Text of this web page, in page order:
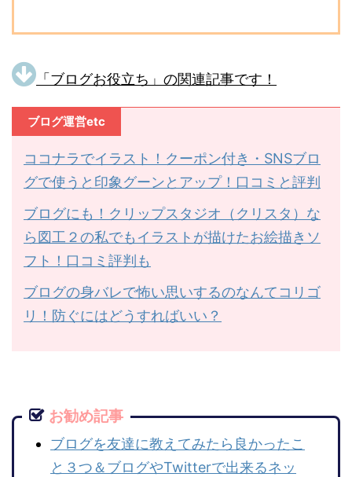
「ブログお役立ち」の関連記事です！
ブログ運営etc
ココナラでイラスト！クーポン付き・SNSブロ
グで使うと印象グーンとアップ！口コミと評判
ブログにも！クリップスタジオ（クリスタ）な
ら図工２の私でもイラストが描けたお絵描きソ
フト！口コミ評判も
ブログの身バレで怖い思いするのなんてコリゴ
リ！防ぐにはどうすればいい？
お勧め記事
ブログを友達に教えてみたら良かったこ
と３つ＆ブログやTwitterで出来るネッ